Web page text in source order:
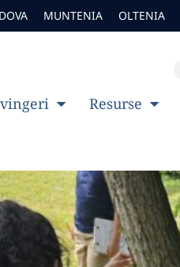
MUNTENIA OLTENIA
Resurse